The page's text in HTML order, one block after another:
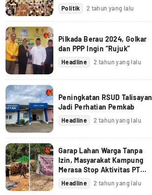
Politik 2 tahun yang lalu
Pilkada Berau 2024, Golkar
dan PPP Ingin “Rujuk”
Headline 2 tahun yang lalu
Peningkatan RSUD Talisayan
Jadi Perhatian Pemkab
Headline 2 tahun yang lalu
Garap Lahan Warga Tanpa
Izin, Masyarakat Kampung
Merasa Stop Aktivitas PT
Berau Coal
Headline 2 tahun yang lalu